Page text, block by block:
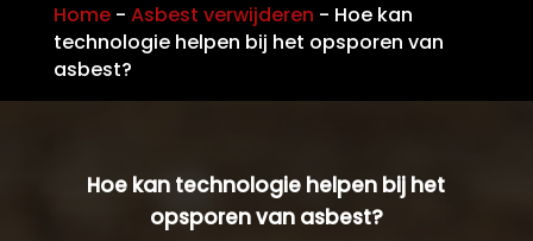
Home- Asbest verwijderen - Hoe kan
technologie helpen bij het opsporen van
asbest?
Hoe kan technologie helpen bij het
opsporen van asbest?